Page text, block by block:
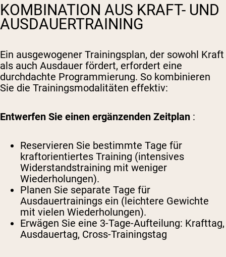
KOMBINATION AUS KRAFT- UND
AUSDAUERTRAINING
Ein ausgewogener Trainingsplan, der sowohl Kraft
als auch Ausdauer fördert, erfordert eine
durchdachte Programmierung. So kombinieren
Sie die Trainingsmodalitäten effektiv:
Entwerfen Sie einen ergänzenden Zeitplan :
Reservieren Sie bestimmte Tage für
kraftorientiertes Training (intensives
Widerstandstraining mit weniger
Wiederholungen).
Planen Sie separate Tage für
Ausdauertrainings ein (leichtere Gewichte
mit vielen Wiederholungen).
Erwägen Sie eine 3-Tage-Aufteilung: Krafttag,
Ausdauertag, Cross-Trainingstag